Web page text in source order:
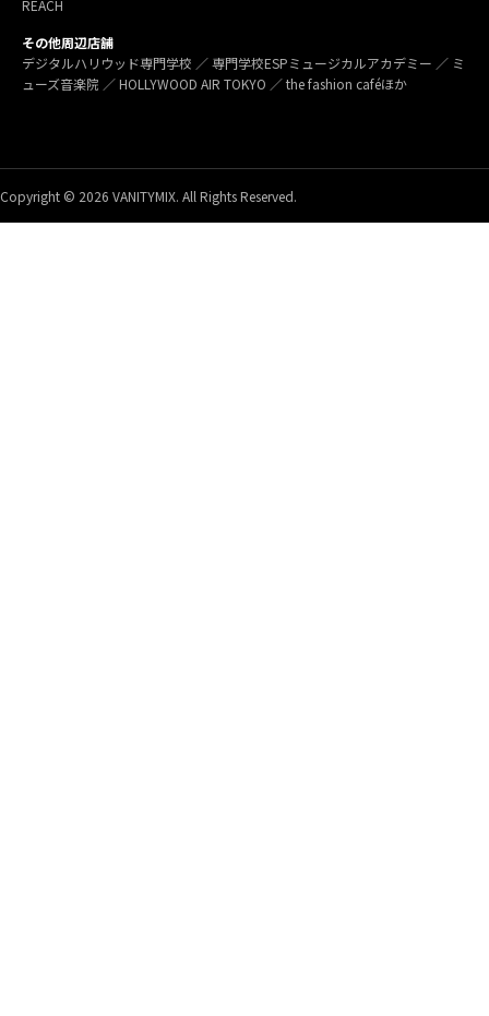
REACH
その他周辺店舗
デジタルハリウッド専門学校 ／ 専門学校ESPミュージカルアカデミー ／ ミ
ューズ音楽院 ／ HOLLYWOOD AIR TOKYO ／ the fashion caféほか
Copyright © 2026 VANITYMIX. All Rights Reserved.